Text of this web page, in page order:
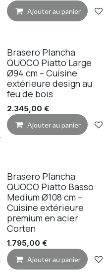
Ajouter au panier
Ajouter à la liste de souhaits
Brasero Plancha
QUOCO Piatto Large
Ø94 cm – Cuisine
extérieure design au
feu de bois
2.345,00 €
Ajouter au panier
Ajouter à la liste de souhaits
Brasero Plancha
QUOCO Piatto Basso
Medium Ø108 cm –
Cuisine extérieure
premium en acier
Corten
1.795,00 €
Ajouter au panier